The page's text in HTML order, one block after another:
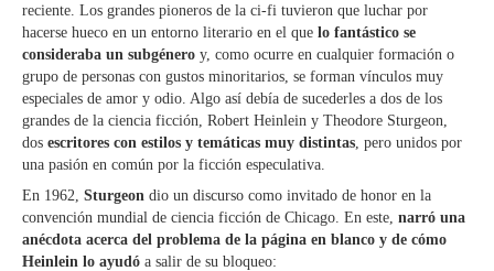
reciente. Los grandes pioneros de la ci-fi tuvieron que luchar por
hacerse hueco en un entorno literario en el que lo fantástico se
consideraba un subgénero y, como ocurre en cualquier formación o
grupo de personas con gustos minoritarios, se forman vínculos muy
especiales de amor y odio. Algo así debía de sucederles a dos de los
grandes de la ciencia ficción, Robert Heinlein y Theodore Sturgeon,
dos escritores con estilos y temáticas muy distintas, pero unidos por
una pasión en común por la ficción especulativa.
En 1962, Sturgeon dio un discurso como invitado de honor en la
convención mundial de ciencia ficción de Chicago. En este, narró una
anécdota acerca del problema de la página en blanco y de cómo
Heinlein lo ayudó a salir de su bloqueo: